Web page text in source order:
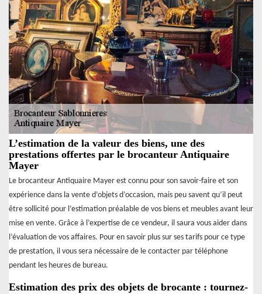
L’estimation de la valeur des biens, une des
prestations offertes par le brocanteur Antiquaire
Mayer
Le brocanteur Antiquaire Mayer est connu pour son savoir-faire et son
expérience dans la vente d’objets d’occasion, mais peu savent qu’il peut
être sollicité pour l’estimation préalable de vos biens et meubles avant leur
mise en vente. Grâce à l’expertise de ce vendeur, il saura vous aider dans
l’évaluation de vos affaires. Pour en savoir plus sur ses tarifs pour ce type
de prestation, il vous sera nécessaire de le contacter par téléphone
pendant les heures de bureau.
Estimation des prix des objets de brocante : tournez-